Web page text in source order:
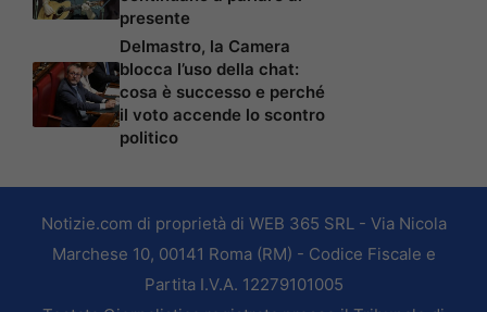
presente
Delmastro, la Camera
blocca l’uso della chat:
cosa è successo e perché
il voto accende lo scontro
politico
Notizie.com di proprietà di WEB 365 SRL - Via Nicola
Marchese 10, 00141 Roma (RM) - Codice Fiscale e
Partita I.V.A. 12279101005